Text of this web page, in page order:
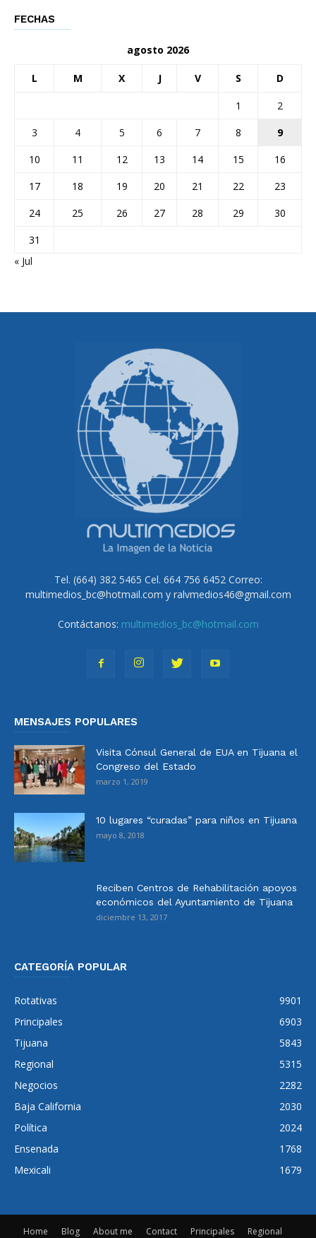
FECHAS
agosto 2026
L M X J V S D
1
2
3
4 5 6 7 8
9
10
11 12 13 14 15
16
17
18 19 20 21 22
23
24
25 26 27 28 29
30
31
« Jul
Tel. (664) 382 5465 Cel. 664 756 6452 Correo:
multimedios_bc@hotmail.com y ralvmedios46@gmail.com
Contáctanos: multimedios_bc@hotmail.com
MENSAJES POPULARES
Visita Cónsul General de EUA en Tijuana el
Congreso del Estado
marzo 1, 2019
10 lugares “curadas” para niños en Tijuana
mayo 8, 2018
Reciben Centros de Rehabilitación apoyos
económicos del Ayuntamiento de Tijuana
diciembre 13, 2017
CATEGORÍA POPULAR
Rotativas
9901
Principales
6903
Tijuana
5843
Regional
5315
Negocios
2282
Baja California
2030
Política
2024
Ensenada
1768
Mexicali
1679
Home Blog About me Contact Principales Regional